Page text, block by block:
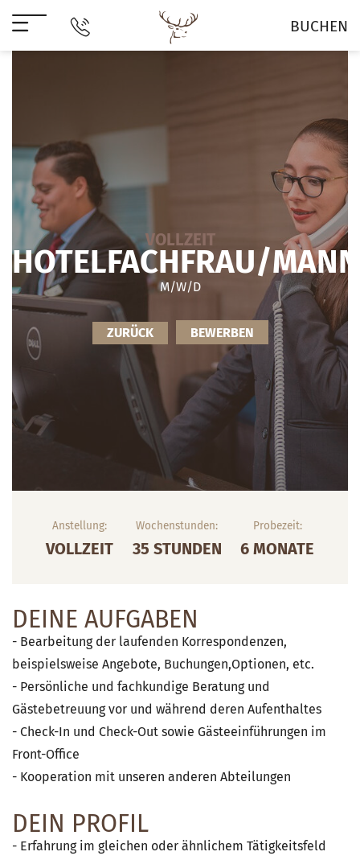
BUCHEN
VOLLZEIT
HOTELFACHFRAU/MANN
M/W/D
ZURÜCK BEWERBEN
Anstellung:
VOLLZEIT
Wochenstunden:
35 STUNDEN
Probezeit:
6 MONATE
DEINE AUFGABEN
- Bearbeitung der laufenden Korrespondenzen,
beispielsweise Angebote, Buchungen,Optionen, etc.
- Persönliche und fachkundige Beratung und
Gästebetreuung vor und während deren Aufenthaltes
- Check-In und Check-Out sowie Gästeeinführungen im
Front-Office
- Kooperation mit unseren anderen Abteilungen
DEIN PROFIL
- Erfahrung im gleichen oder ähnlichem Tätigkeitsfeld